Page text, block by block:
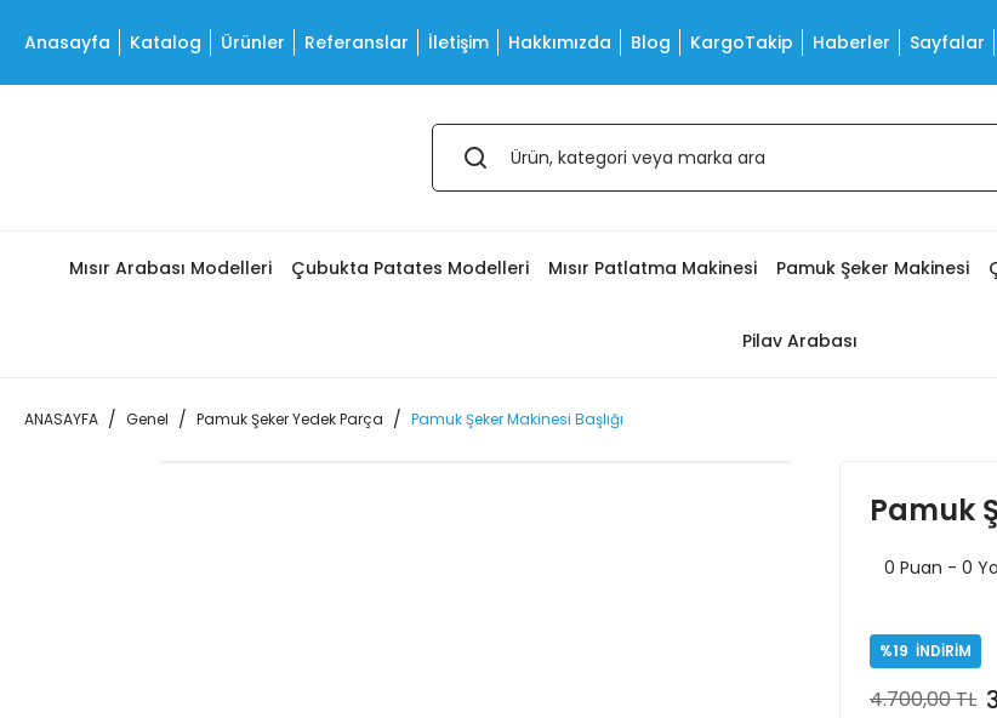
Anasayfa Katalog Ürünler Referanslar İletişim Hakkımızda Blog KargoTakip Haberler Sayfalar
Mısır Arabası Modelleri Çubukta Patates Modelleri Mısır Patlatma Makinesi Pamuk Şeker Makinesi
Pilav Arabası
ANASAYFA Genel Pamuk Şeker Yedek Parça Pamuk Şeker Makinesi Başlığı
Pamuk
0 Puan - 0
%19 İNDİRİM
4.700,00 TL